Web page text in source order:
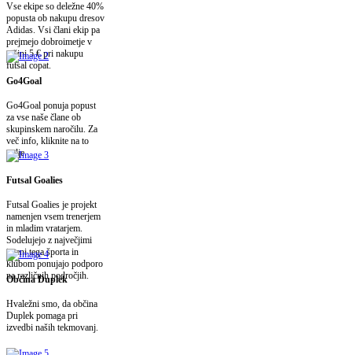
Vse ekipe so deležne 40%
popusta ob nakupu dresov
Adidas. Vsi člani ekip pa
prejmejo dobroimetje v
višini 5 € pri nakupu
futsal copat.
Go4Goal
Go4Goal ponuja popust
za vse naše člane ob
skupinskem naročilu. Za
več info, kliknite na to
polje.
Futsal Goalies
Futsal Goalies je projekt
namenjen vsem trenerjem
in mladim vratarjem.
Sodelujejo z največjimi
imeni tega športa in
klubom ponujajo podporo
na različnih področjih.
Občina Duplek
Hvaležni smo, da občina
Duplek pomaga pri
izvedbi naših tekmovanj.